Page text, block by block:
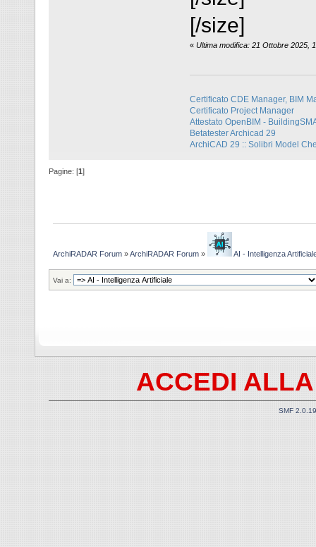
[/size]
« Ultima modifica: 21 Ottobre 2025,
Certificato CDE Manager, BIM
Certificato Project Manager
Attestato OpenBIM -
Betatester Archicad 29
ArchiCAD 29 :: Solibri Model
Pagine: [1]
ArchiRADAR Forum »ArchiRADAR Forum » AI - Intelligenza
Vai a:
ACCEDI
SMF 2.0.19